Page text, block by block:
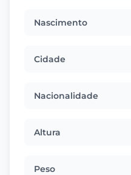
Nascimento
Cidade
Nacionalidade
Altura
Peso